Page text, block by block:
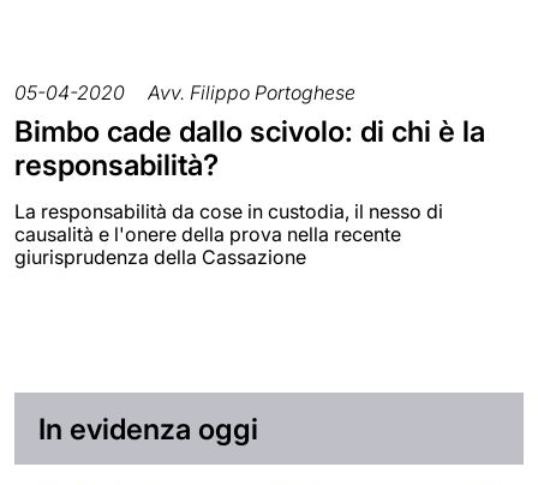
05-04-2020 Avv. Filippo Portoghese
Bimbo cade dallo scivolo: di chi è la
responsabilità?
La responsabilità da cose in custodia, il nesso di
causalità e l'onere della prova nella recente
giurisprudenza della Cassazione
In evidenza oggi